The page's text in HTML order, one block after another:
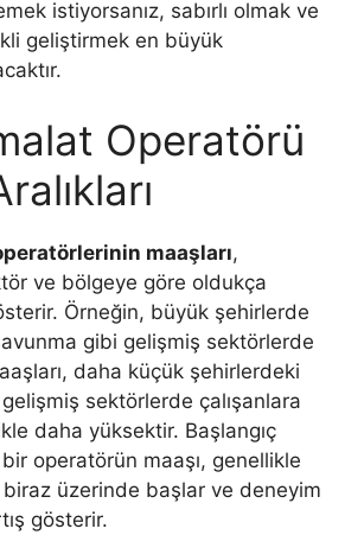
istiyorsanız, sabırlı olmak ve
geliştirmek en büyük
Operatörü
maaşları,
ve bölgeye göre oldukça
Örneğin, büyük şehirlerde
gibi gelişmiş sektörlerde
daha küçük şehirlerdeki
sektörlerde çalışanlara
daha yüksektir. Başlangıç
operatörün maaşı, genellikle
üzerinde başlar ve deneyim
gösterir.